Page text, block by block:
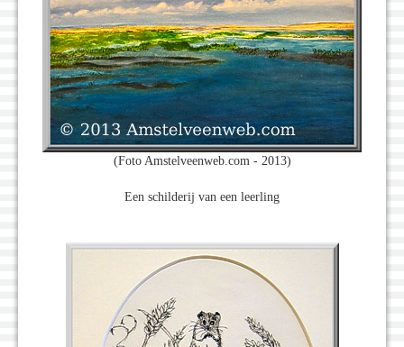
(Foto Amstelveenweb.com - 2013)
Een schilderij van een leerling